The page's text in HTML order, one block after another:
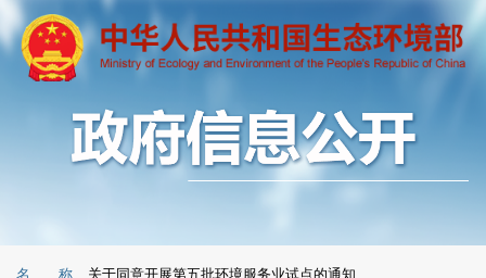
名 称 关于同意开展第五批环境服务业试点的通知